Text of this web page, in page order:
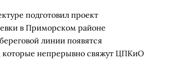
подготовил проект
в Приморском районе
линии появятся
непрерывно свяжут ЦПКиО